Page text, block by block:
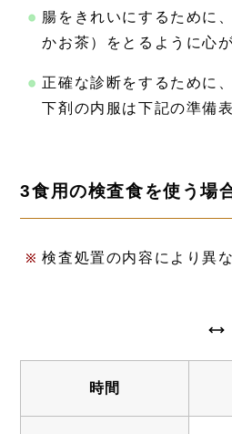
腸をきれいにするために
かお茶）をとるように心
正確な診断をするために
下剤の内服は下記の準備
3食用の検査食を使う場
検査処置の内容により異
時間